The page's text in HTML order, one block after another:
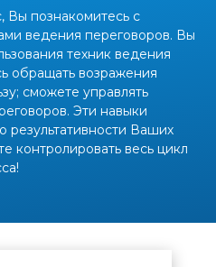
Вы познакомитесь с
ведения переговоров. Вы
техник ведения
обращать возражения
сможете управлять
Эти навыки
Ваших
контролировать весь цикл